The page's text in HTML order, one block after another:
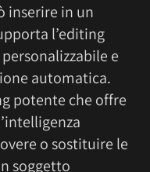
inserire in un
l’editing
e
automatica.
potente che offre
o sostituire le
soggetto